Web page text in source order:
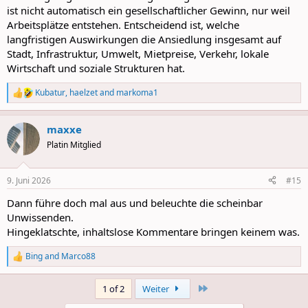
ist nicht automatisch ein gesellschaftlicher Gewinn, nur weil
Arbeitsplätze entstehen. Entscheidend ist, welche
langfristigen Auswirkungen die Ansiedlung insgesamt auf
Stadt, Infrastruktur, Umwelt, Mietpreise, Verkehr, lokale
Wirtschaft und soziale Strukturen hat.
R
e
a
c
t
i
s
Kubatur, haelzetand markoma1
maxxe
Platin Mitglied
9. Juni 2026 #15
Dann führe doch mal aus und beleuchte die scheinbar
Unwissenden.
Hingeklatschte, inhaltslose Kommentare bringen keinem was.
R
e
Bingand Marco88
1 of 2 Weiter